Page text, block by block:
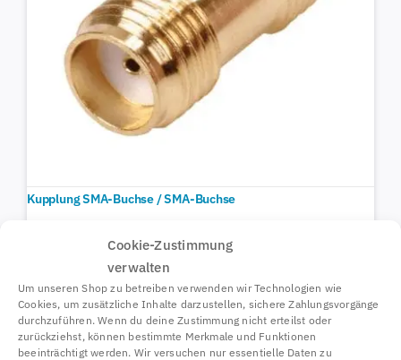
Cookie-Zustimmung
verwalten
Um unseren Shop zu betreiben verwenden wir Technologien wie
Cookies, um zusätzliche Inhalte darzustellen, sichere Zahlungsvorgänge
durchzuführen. Wenn du deine Zustimmung nicht erteilst oder
zurückziehst, können bestimmte Merkmale und Funktionen
beeinträchtigt werden. Wir versuchen nur essentielle Daten zu
Kupplung SMA-Buchse / SMA-Buchse